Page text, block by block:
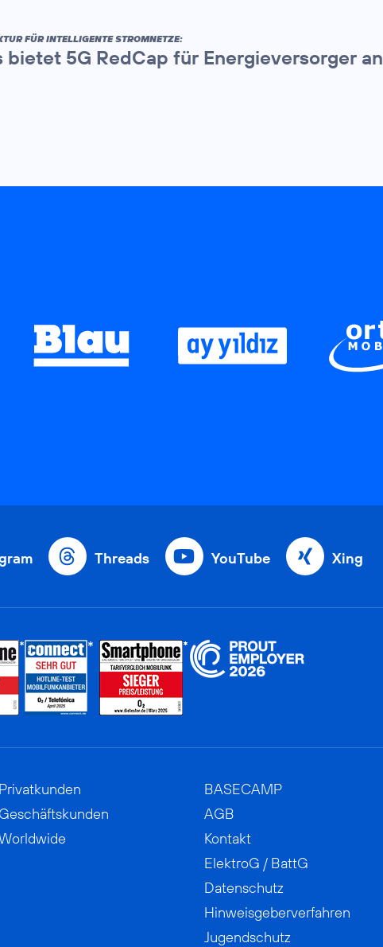
FÜR INTELLIGENTE STROMNETZE:
bietet 5G RedCap für Energieversorger an
Threads YouTube Xing
Privatkunden
Geschäftskunden
BASECAMP
AGB
Kontakt
ElektroG / BattG
Datenschutz
Hinweisgeberverfahren
Jugendschutz